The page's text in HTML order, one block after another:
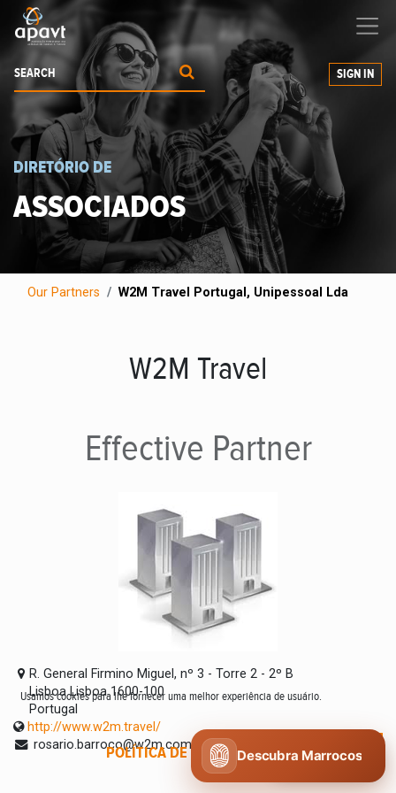
grow your business
SIGN IN
DIRETÓRIO DE
ASSOCIADOS
Our Partners W2M Travel Portugal, Unipessoal Lda
W2M Travel
Effective Partner
R. General Firmino Miguel, nº 3 - Torre 2 - 2º B
Lisboa Lisboa 1600-100
Portugal
http://www.w2m.travel/
rosario.barroco@w2m.com
Usamos cookies para lhe fornecer uma melhor experiência de usuário.
POLÍTICA DE COOKIES CONCORDO
Descubra Marrocos